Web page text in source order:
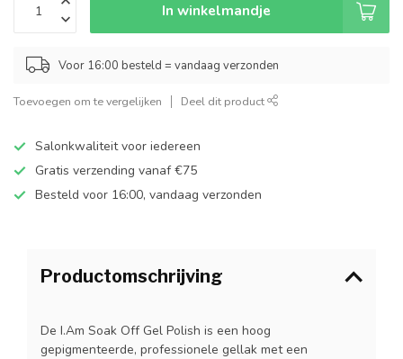
In winkelmandje
Voor 16:00 besteld = vandaag verzonden
Toevoegen om te vergelijken Deel dit product
Salonkwaliteit voor iedereen
Gratis verzending vanaf €75
Besteld voor 16:00, vandaag verzonden
Productomschrijving
De I.Am Soak Off Gel Polish is een hoog
gepigmenteerde, professionele gellak met een